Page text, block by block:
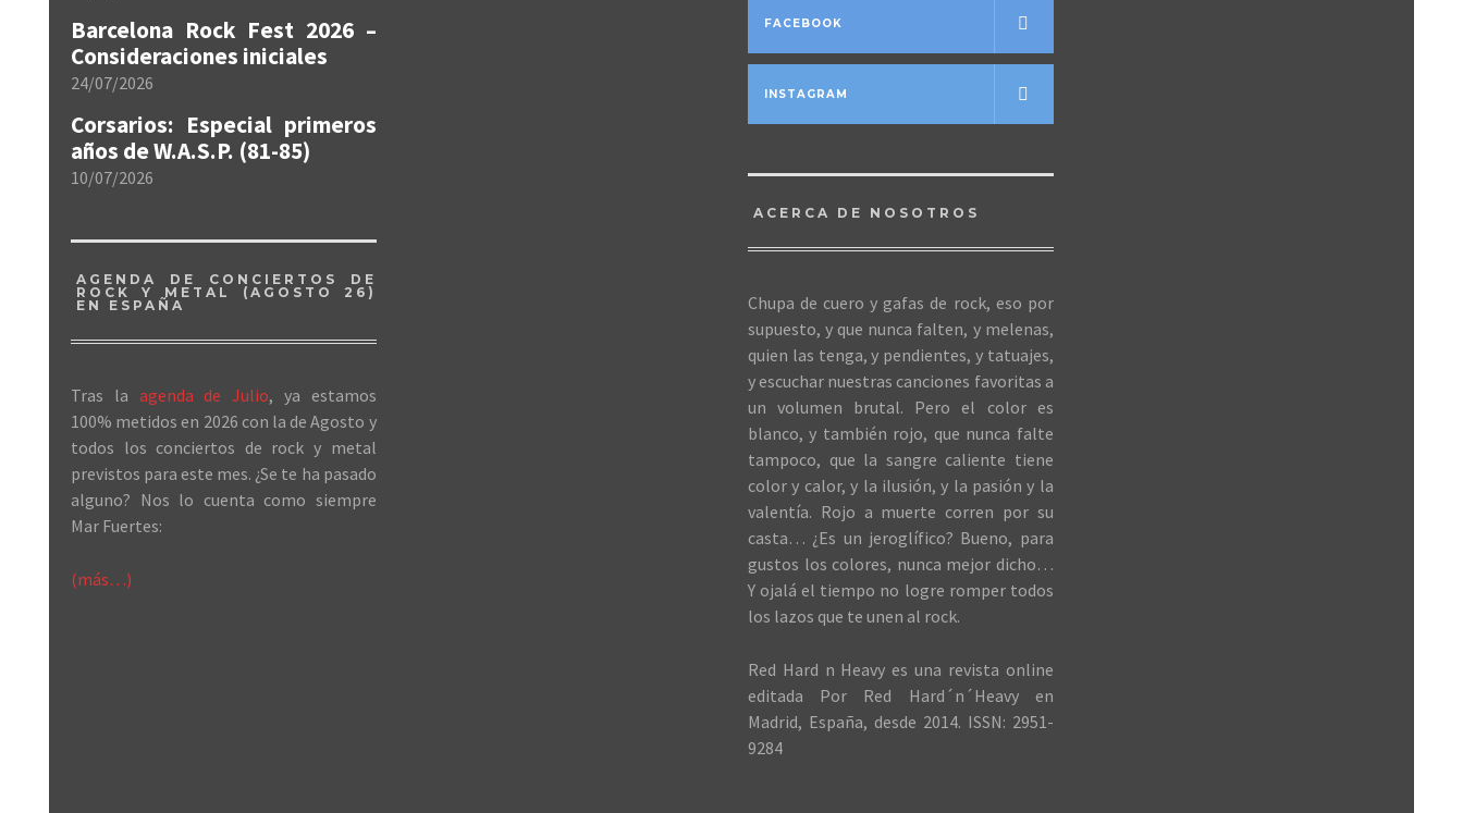
Barcelona Rock Fest 2026 –
Consideraciones iniciales
24/07/2026
Corsarios: Especial primeros
años de W.A.S.P. (81-85)
10/07/2026
AGENDA DE CONCIERTOS DE
ROCK Y METAL (AGOSTO 26)
EN ESPAÑA
Tras la agenda de Julio, ya estamos
100% metidos en 2026 con la de Agosto y
todos los conciertos de rock y metal
previstos para este mes. ¿Se te ha pasado
alguno? Nos lo cuenta como siempre
Mar Fuertes:
(más…)
FACEBOOK
INSTAGRAM
ACERCA DE NOSOTROS
Chupa de cuero y gafas de rock, eso por
supuesto, y que nunca falten, y melenas,
quien las tenga, y pendientes, y tatuajes,
y escuchar nuestras canciones favoritas a
un volumen brutal. Pero el color es
blanco, y también rojo, que nunca falte
tampoco, que la sangre caliente tiene
color y calor, y la ilusión, y la pasión y la
valentía. Rojo a muerte corren por su
casta… ¿Es un jeroglífico? Bueno, para
gustos los colores, nunca mejor dicho…
Y ojalá el tiempo no logre romper todos
los lazos que te unen al rock.
Red Hard n Heavy es una revista online
editada Por Red Hard´n´Heavy en
Madrid, España, desde 2014. ISSN: 2951-
9284